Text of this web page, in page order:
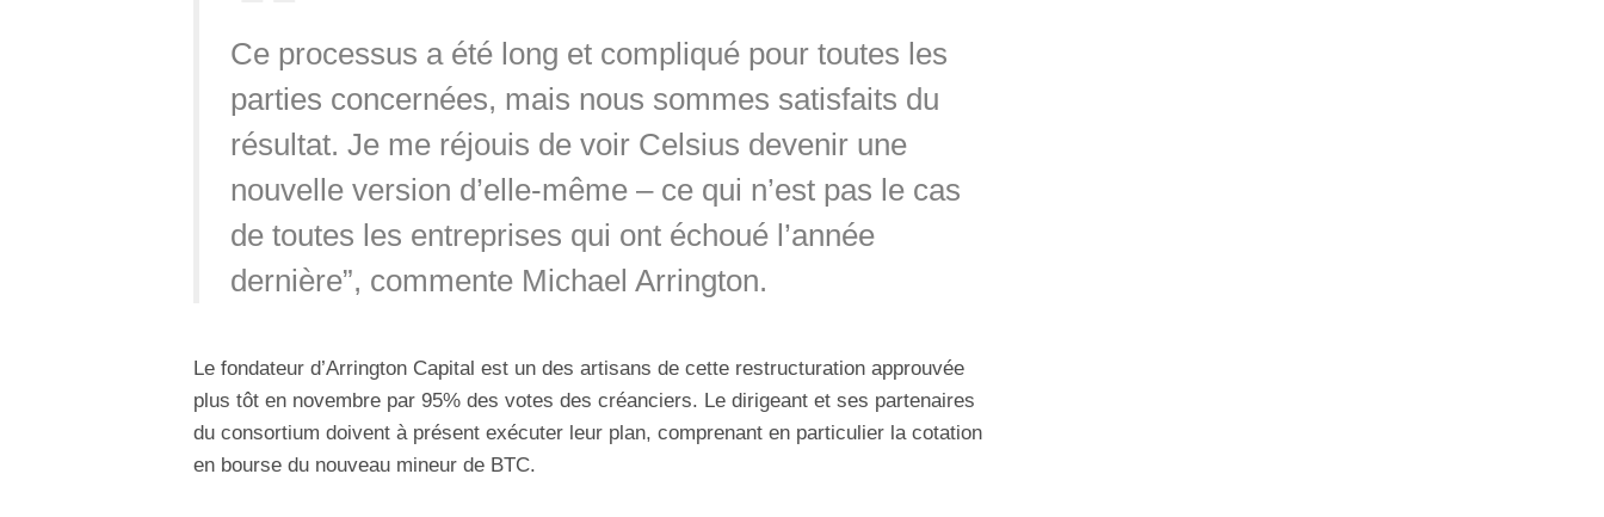
Ce processus a été long et compliqué pour toutes les
parties concernées, mais nous sommes satisfaits du
résultat. Je me réjouis de voir Celsius devenir une
nouvelle version d’elle-même – ce qui n’est pas le cas
de toutes les entreprises qui ont échoué l’année
dernière”, commente Michael Arrington.
Le fondateur d’Arrington Capital est un des artisans de cette restructuration approuvée
plus tôt en novembre par 95% des votes des créanciers. Le dirigeant et ses partenaires
du consortium doivent à présent exécuter leur plan, comprenant en particulier la cotation
en bourse du nouveau mineur de BTC.